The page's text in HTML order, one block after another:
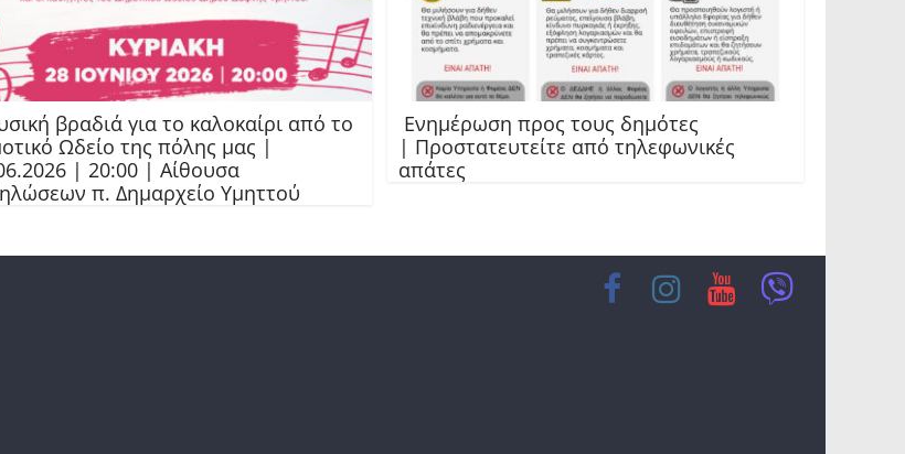
βραδιά για το καλοκαίρι από το
Ωδείο της πόλης μας |
| 20:00 | Αίθουσα
π. Δημαρχείο Υμηττού
Ενημέρωση προς τους δημότες
| Προστατευτείτε από τηλεφωνικές
απάτες